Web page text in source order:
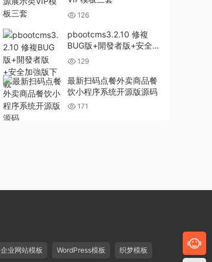
126
pbootcms3.2.10 修複
BUG版+開發者版+安全加
強版下載
129
最新扫码点餐外卖商品餐
饮小程序系统开源版源码
171
企业网站模板 WordPress模板 织梦模板